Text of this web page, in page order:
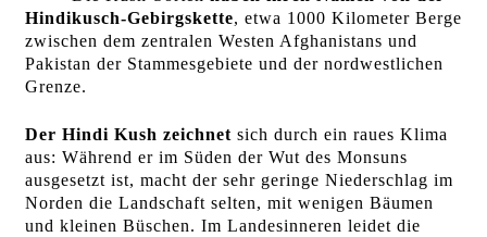
Hindikusch-Gebirgskette, etwa 1000 Kilometer Berge
zwischen dem zentralen Westen Afghanistans und
Pakistan der Stammesgebiete und der nordwestlichen
Grenze.
Der Hindi Kush zeichnet sich durch ein raues Klima
aus: Während er im Süden der Wut des Monsuns
ausgesetzt ist, macht der sehr geringe Niederschlag im
Norden die Landschaft selten, mit wenigen Bäumen
und kleinen Büschen. Im Landesinneren leidet die